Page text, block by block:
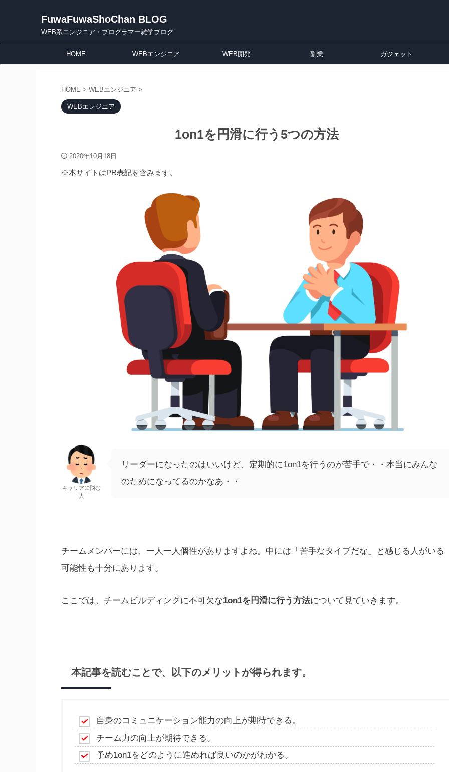
FuwaFuwaShoChan BLOG
WEB系エンジニア・プログラマー雑学ブログ
HOME WEBエンジニア WEB開発 副業 ガジェット
HOME > WEBエンジニア >
WEBエンジニア
1on1を円滑に行う5つの方法
2020年10月18日
※本サイトはPR表記を含みます。
キャリアに悩む
人
リーダーになったのはいいけど、定期的に1on1を行うのが苦手で・・本当にみんな
のためになってるのかなあ・・
チームメンバーには、一人一人個性がありますよね。中には「苦手なタイプだな」と感じる人がいる
可能性も十分にあります。
ここでは、チームビルディングに不可欠な1on1を円滑に行う方法について見ていきます。
本記事を読むことで、以下のメリットが得られます。
自身のコミュニケーション能力の向上が期待できる。
チーム力の向上が期待できる。
予め1on1をどのように進めれば良いのかがわかる。